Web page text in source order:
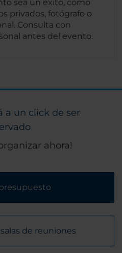
sea un éxito, como
privados, fotógrafo o
Consulta con
antes del evento.
a un click de ser
ahora!
de reuniones